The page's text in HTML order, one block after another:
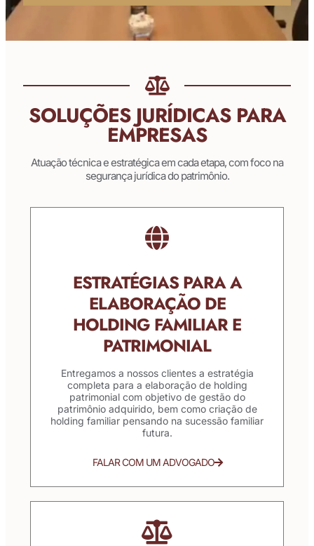
SOLUÇÕES JURÍDICAS PARA
EMPRESAS
Atuação técnica e estratégica em cada etapa, com foco na
segurança jurídica do patrimônio.
ESTRATÉGIAS PARA A
ELABORAÇÃO DE
HOLDING FAMILIAR E
PATRIMONIAL
Entregamos a nossos clientes a estratégia
completa para a elaboração de holding
patrimonial com objetivo de gestão do
patrimônio adquirido, bem como criação de
holding familiar pensando na sucessão familiar
futura.
FALAR COM UM ADVOGADO